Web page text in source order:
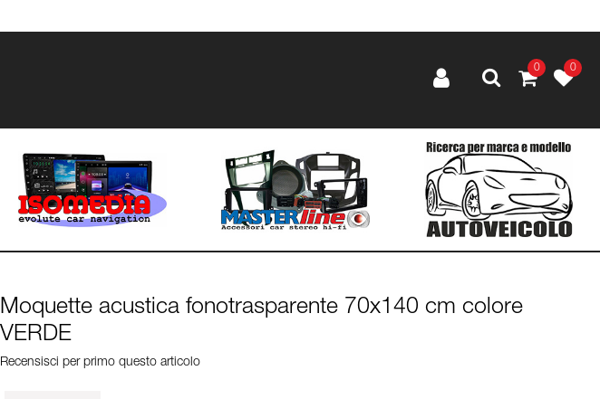
0 0
Moquette acustica fonotrasparente 70x140 cm colore
VERDE
Recensisci per primo questo articolo